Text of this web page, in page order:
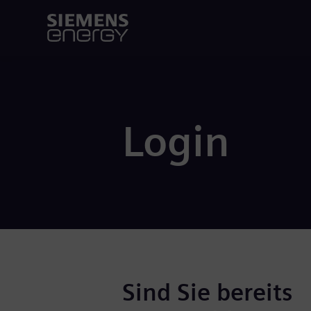
Login
Sind Sie bereits